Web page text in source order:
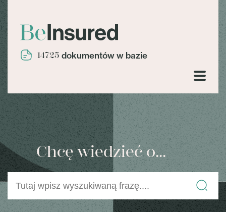
14725 dokumentów w bazie
Chcę wiedzieć o...